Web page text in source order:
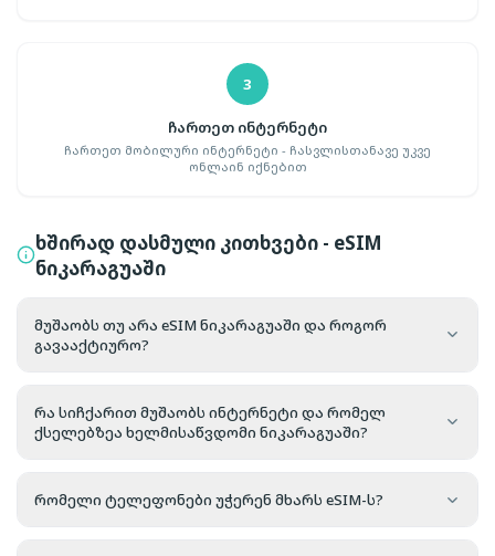
3
ჩართეთ ინტერნეტი
ჩართეთ მობილური ინტერნეტი - ჩასვლისთანავე უკვე
ონლაინ იქნებით
ხშირად დასმული კითხვები - eSIM
ნიკარაგუაში
მუშაობს თუ არა eSIM ნიკარაგუაში და როგორ
გავააქტიურო?
რა სიჩქარით მუშაობს ინტერნეტი და რომელ
ქსელებზეა ხელმისაწვდომი ნიკარაგუაში?
რომელი ტელეფონები უჭერენ მხარს eSIM-ს?